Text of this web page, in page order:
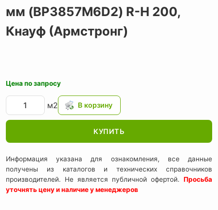
мм (BP3857M6D2) R-H 200,
Кнауф (Армстронг)
Цена по запросу
м2
КУПИТЬ
Информация указана для ознакомления, все данные
получены из каталогов и технических справочников
производителей. Не является публичной офертой. Просьба
уточнять цену и наличие у менеджеров